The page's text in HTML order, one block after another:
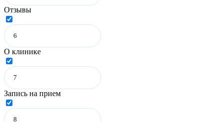
Отзывы
О клинике
Запись на прием